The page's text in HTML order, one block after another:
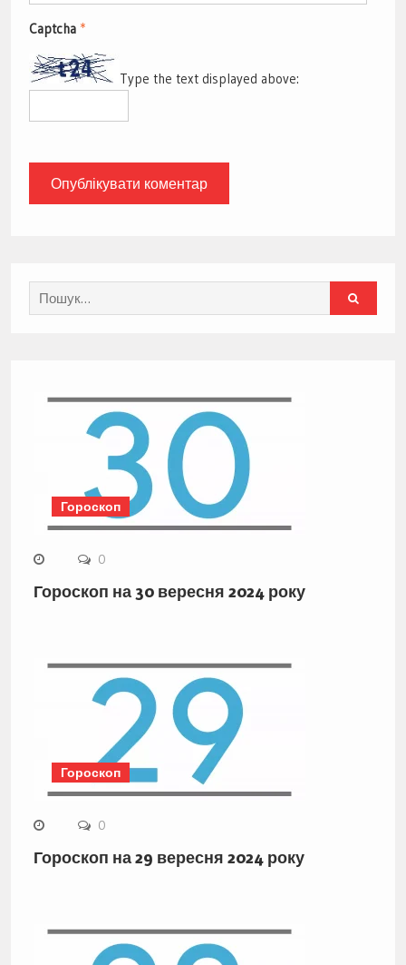
Captcha *
Type the text displayed above:
Search
for:
Гороскоп
0
Гороскоп на 30 вересня 2024 року
Гороскоп
0
Гороскоп на 29 вересня 2024 року